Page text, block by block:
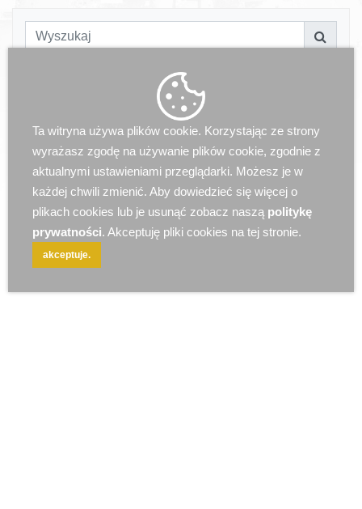
Ta witryna używa plików cookie. Korzystając ze strony
wyrażasz zgodę na używanie plików cookie, zgodnie z
aktualnymi ustawieniami przeglądarki. Możesz je w
każdej chwili zmienić. Aby dowiedzieć się więcej o
plikach cookies lub je usunąć zobacz naszą politykę
prywatności. Akceptuję pliki cookies na tej stronie.
akceptuje.